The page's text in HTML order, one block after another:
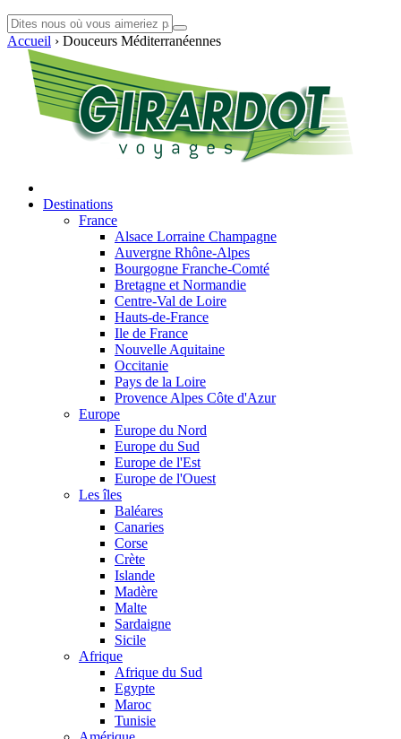
Accueil › Douceurs Méditerranéennes
Destinations
France
Alsace Lorraine Champagne
Auvergne Rhône-Alpes
Bourgogne Franche-Comté
Bretagne et Normandie
Centre-Val de Loire
Hauts-de-France
Ile de France
Nouvelle Aquitaine
Occitanie
Pays de la Loire
Provence Alpes Côte d'Azur
Europe
Europe du Nord
Europe du Sud
Europe de l'Est
Europe de l'Ouest
Les îles
Baléares
Canaries
Corse
Crète
Islande
Madère
Malte
Sardaigne
Sicile
Afrique
Afrique du Sud
Egypte
Maroc
Tunisie